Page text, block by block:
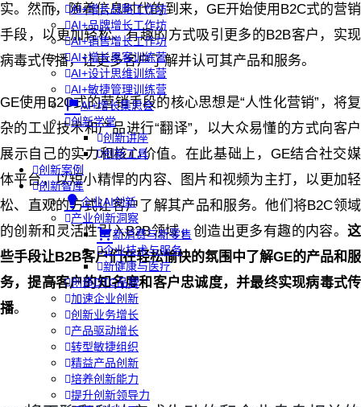
AI+增长战略工作坊
AI+品牌增长工作坊
AI+销售增长工作坊
AI+增长黑客训练营
AI+设计思维训练营
AI+敏捷管理训练营
AI+增长集思会
创新学堂
创新讲座
创新工具
创新案例
创新智库
企业AI创新
产业创新洞察
新消费与新零售
企业技术与服务
新健康与医疗
创造DTC品牌
加速企业创新
创新业务增长
产品驱动增长
转型敏捷组织
精益产品创新
培养创新能力
提升创新领导力
实。然而，随着信息时代的到来，GE开始使用B2C式的营销
手段，以更加轻松、有趣的方式吸引更多的B2B客户，实现
病毒式传播，让更多客户了解并认可其产品和服务。
GE使用B2C式的营销手段的核心思想是“人性化营销”，将复
杂的工业技术和产品进行“翻译”，以大众易懂的方式向客户
展示自己的实力和核心价值。在此基础上，GE结合社交媒
体平台，以短小精悍的内容、图片和视频为主打，以更加轻
松、直观的方式让客户了解其产品和服务。他们将B2C领域
的创新和灵活性引入B2B领域，创造出更多有趣的内容。 这
些手段让B2B客户们在轻松愉快的氛围中了解GE的产品和服
务，提高客户的知名度和客户忠诚度，并最终实现病毒式传
播。